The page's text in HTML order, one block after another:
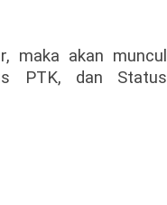
maka akan muncul
PTK, dan Status